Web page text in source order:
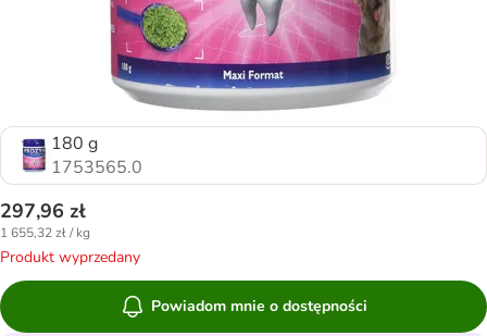
180 g
1753565.0
297,96 zł
1 655,32 zł / kg
Produkt wyprzedany
Powiadom mnie o dostępności